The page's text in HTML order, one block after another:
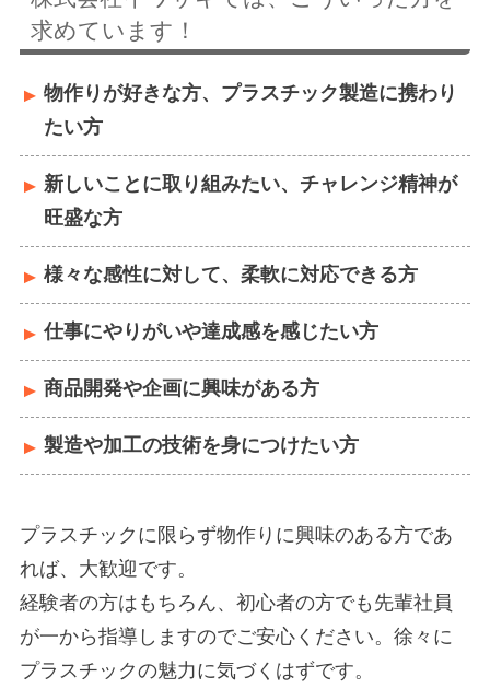
求めています！
物作りが好きな方、プラスチック製造に携わり
たい方
新しいことに取り組みたい、チャレンジ精神が
旺盛な方
様々な感性に対して、柔軟に対応できる方
仕事にやりがいや達成感を感じたい方
商品開発や企画に興味がある方
製造や加工の技術を身につけたい方
プラスチックに限らず物作りに興味のある方であ
れば、大歓迎です。
経験者の方はもちろん、初心者の方でも先輩社員
が一から指導しますのでご安心ください。徐々に
プラスチックの魅力に気づくはずです。